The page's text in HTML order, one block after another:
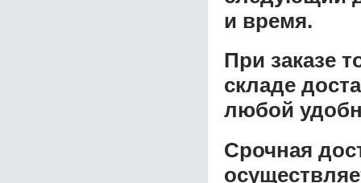
и время.
При заказе
складе
любой
Срочная